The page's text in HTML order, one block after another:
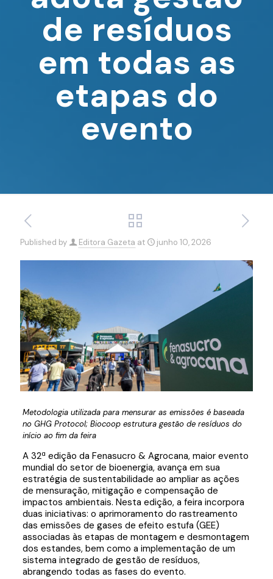
de resíduos
em todas as
etapas do
evento
Published by Editora Gazeta at junho 10, 2026
Metodologia utilizada para mensurar as emissões é baseada
no GHG Protocol; Biocoop estrutura gestão de resíduos do
início ao fim da feira
A 32ª edição da Fenasucro & Agrocana, maior evento
mundial do setor de bioenergia, avança em sua
estratégia de sustentabilidade ao ampliar as ações
de mensuração, mitigação e compensação de
impactos ambientais. Nesta edição, a feira incorpora
duas iniciativas: o aprimoramento do rastreamento
das emissões de gases de efeito estufa (GEE)
associadas às etapas de montagem e desmontagem
dos estandes, bem como a implementação de um
sistema integrado de gestão de resíduos,
abrangendo todas as fases do evento.